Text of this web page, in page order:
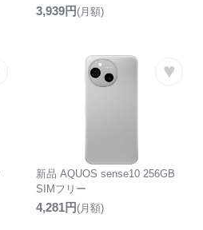
3,939円(月額)
♥
新品 AQUOS sense10 256GB
SIMフリー
4,281円(月額)